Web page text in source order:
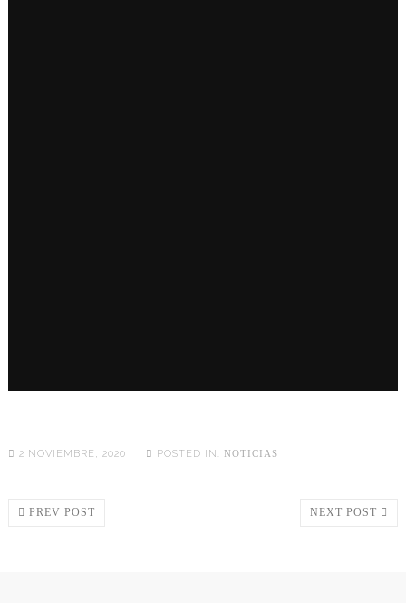
2 NOVIEMBRE, 2020 POSTED IN: NOTICIAS
PREV POST NEXT POST